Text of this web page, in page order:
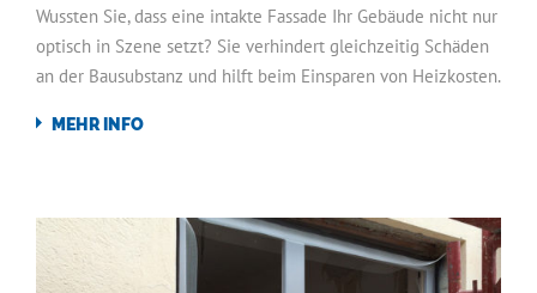
Wussten Sie, dass eine intakte Fassade Ihr Gebäude nicht nur
optisch in Szene setzt? Sie verhindert gleichzeitig Schäden
an der Bausubstanz und hilft beim Einsparen von Heizkosten.
MEHR INFO